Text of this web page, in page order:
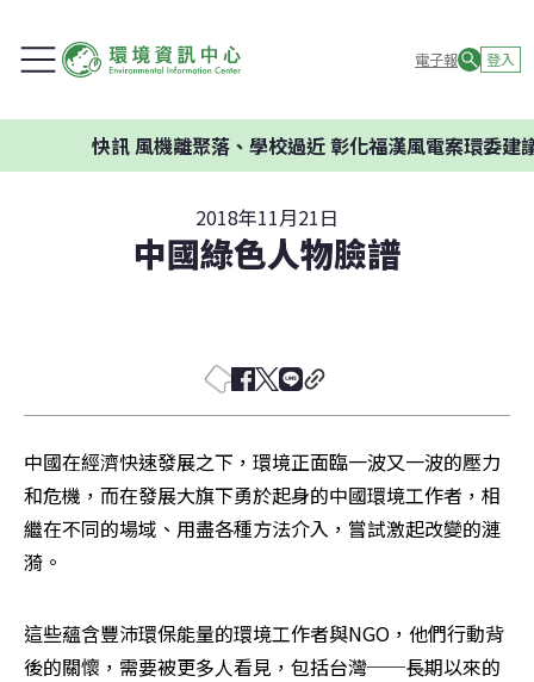
電子報 登入
風機離聚落、學校過近 彰化福漢風電案環委建議不應開發
2018年11月21日
中國綠色人物臉譜
中國在經濟快速發展之下，環境正面臨一波又一波的壓力
和危機，而在發展大旗下勇於起身的中國環境工作者，相
繼在不同的場域、用盡各種方法介入，嘗試激起改變的漣
漪。
這些蘊含豐沛環保能量的環境工作者與NGO，他們行動背
後的關懷，需要被更多人看見，包括台灣──長期以來的